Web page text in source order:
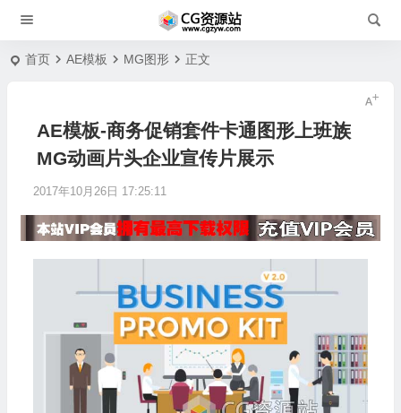
首页 AE模板 MG图形 正文
AE模板-商务促销套件卡通图形上班族
MG动画片头企业宣传片展示
2017年10月26日 17:25:11